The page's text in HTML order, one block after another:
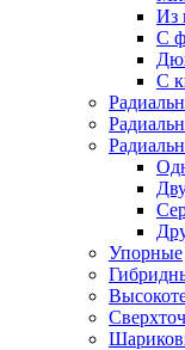
Из
С
С
Упорные